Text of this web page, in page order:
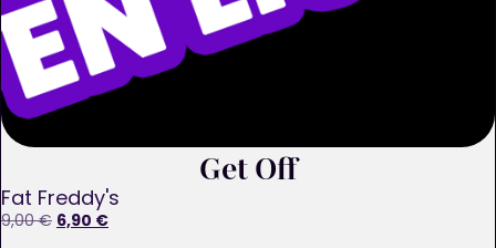
Get Off
Fat Freddy's
9,00€6,90€